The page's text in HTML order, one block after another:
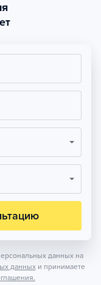
данных на
данных и принимаете